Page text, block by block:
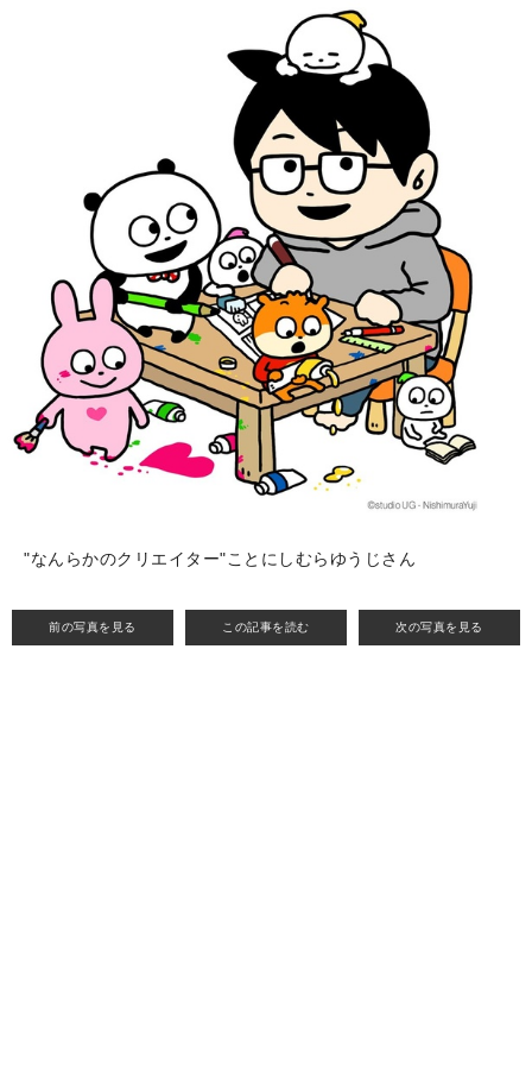
前の写真を見る この記事を読む 次の写真を見る
"なんらかのクリエイター"ことにしむらゆうじさん